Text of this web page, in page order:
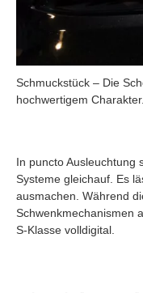
Schmuckstück – Die
hochwertigem Charakter.
In puncto Ausleuchtung
Systeme gleichauf. Es
ausmachen. Während
Schwenkmechanismen
S-Klasse volldigital.